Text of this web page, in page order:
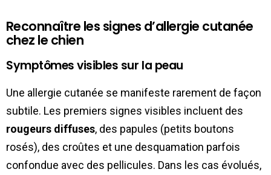
Reconnaître les signes d’allergie cutanée
chez le chien
Symptômes visibles sur la peau
Une allergie cutanée se manifeste rarement de façon
subtile. Les premiers signes visibles incluent des
rougeurs diffuses, des papules (petits boutons
rosés), des croûtes et une desquamation parfois
confondue avec des pellicules. Dans les cas évolués,